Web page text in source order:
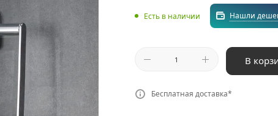
Есть в наличии Нашли
В
Бесплатная доставка*